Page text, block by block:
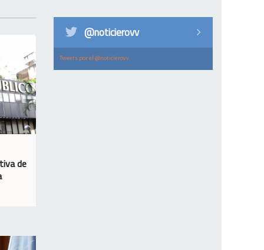
de
@noticierovv
Tweets por el @noticierovv.